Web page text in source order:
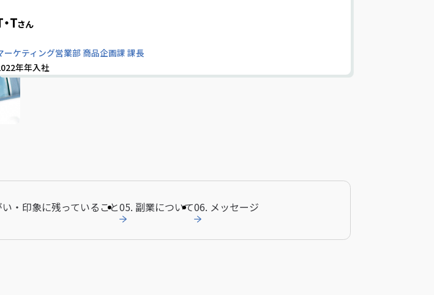
Tさん
ーケティング営業部 商品企画課 課長
年年入社
・印象に残っていること05. 副業について06. メッセージ